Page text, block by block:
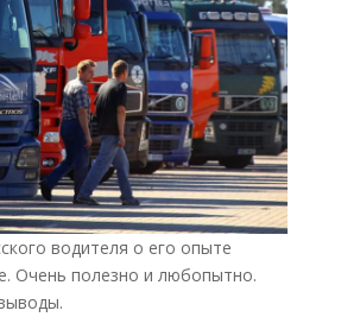
водителя о его опыте
Очень полезно и любопытно.